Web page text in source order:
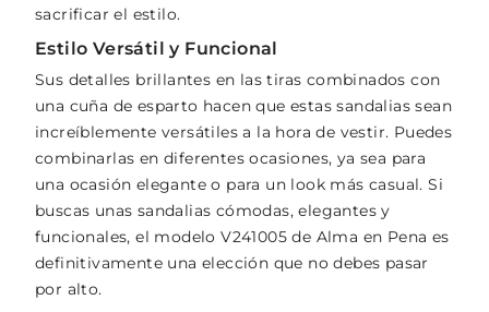
sacrificar el estilo.
Estilo Versátil y Funcional
Sus detalles brillantes en las tiras combinados con
una cuña de esparto hacen que estas sandalias sean
increíblemente versátiles a la hora de vestir. Puedes
combinarlas en diferentes ocasiones, ya sea para
una ocasión elegante o para un look más casual. Si
buscas unas sandalias cómodas, elegantes y
funcionales, el modelo V241005 de Alma en Pena es
definitivamente una elección que no debes pasar
por alto.